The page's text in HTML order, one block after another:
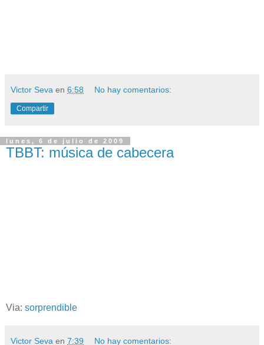
Victor Seva en 6:58 No hay comentarios:
Compartir
lunes, 6 de julio de 2009
TBBT: música de cabecera
Via: sorprendible
Victor Seva en 7:39 No hay comentarios: